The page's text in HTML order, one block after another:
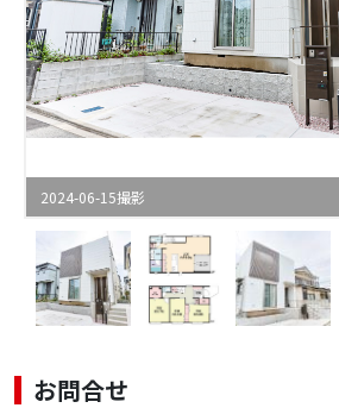
2024-06-15撮影
お問合せ